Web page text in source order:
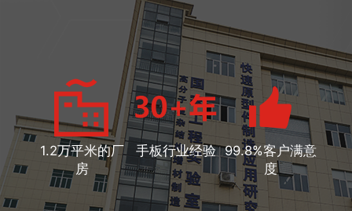
1.2万平米的厂
房
手板行业经验 99.8%客户满意
度